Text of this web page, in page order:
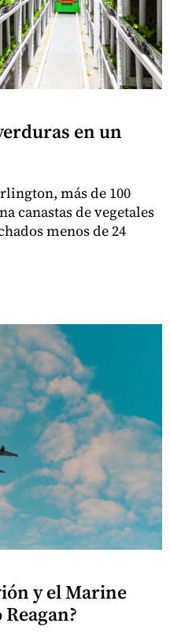
en un
más de 100
canastas de vegetales
menos de 24
y el Marine